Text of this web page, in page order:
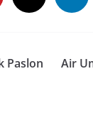
Paslon
Air